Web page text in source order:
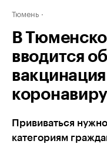
Тюмень
В
вводится
Прививаться
категориям